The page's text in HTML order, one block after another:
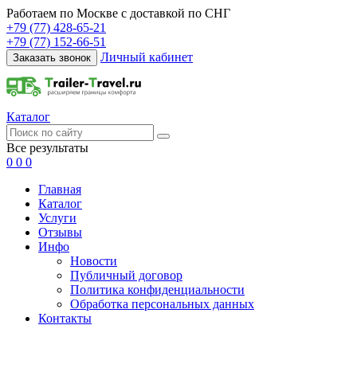
Работаем по Москве с доставкой по СНГ
+79 (77) 428-65-21
+79 (77) 152-66-51
Заказать звонок Личный кабинет
Каталог
Все результаты
0 0 0
Главная
Каталог
Услуги
Отзывы
Инфо
Новости
Публичный договор
Политика конфиденциальности
Обработка персональных данных
Контакты